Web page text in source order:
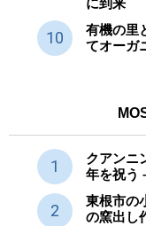
に到来
有機の里
てオーガ
クアンニ
年を祝う
東根市の
の窯出し